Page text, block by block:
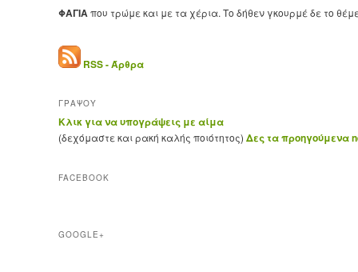
ΦΑΓΙΑπου τρώμε και με τα χέρια. Το δήθεν γκουρμέ δε το
RSS - Άρθρα
ΓΡΑΨΟΥ
Κλικ για να υπογράψεις με αίμα
(δεχόμαστε και ρακή καλής ποιότητος) Δες τα προηγούμενα
FACEBOOK
GOOGLE+